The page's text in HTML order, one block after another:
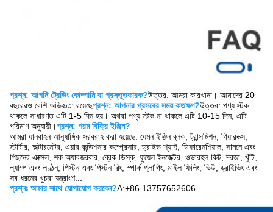
প্রশ্ন: আপনি ট্রেডিং কোম্পানি বা প্রস্তুতকারক?উত্তর: আমরা কারখানা। আমাদের 20
বছরেরও বেশি অভিজ্ঞতা রয়েছেপ্রশ্ন: আপনার প্রসবের সময় কতক্ষণ?উত্তর: পণ্য স্টক
থাকলে সাধারণত এটি 1-5 দিন হয়। অথবা পণ্য স্টক না থাকলে এটি 10-15 দিন, এটি
পরিমাণ অনুযায়ী।প্রশ্ন: গরম বিক্রি ইঞ্জিন?
আমরা যানবাহন আনুষাঙ্গিক সরবরাহ করা হয়েছে. যেমন ইঞ্জিন ব্লক, ট্রান্সমিশন, গিয়ারবক্স,
স্টার্টার, অল্টারনেটর, এয়ার কন্ডিশনার কম্প্রেসার, ড্রাইভ শ্যাফ্ট, ডিফারেনশিয়াল, সামনে এবং
পিছনের এক্সেল, শক অ্যাবজরবার, ব্রেক ডিস্ক, ফুয়েল ইনজেক্টর, ওভারহল কিট, দরজা, খুঁটি,
ল্যাম্প এবং লণ্ঠন, পিস্টন এবং পিস্টন রিং, স্পার্ক প্লাগিং, মাইল ফিলিং, ভিউ, ড্রাইভিং এবং
সব ধরনের খুচরা যন্ত্রাংশ...
প্রশ্নঃ আমার সাথে যোগাযোগ করবেন?A:+86 13757652606